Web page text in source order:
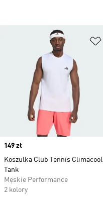
Price
149 zł
Koszulka Club Tennis Climacool
Tank
Męskie Performance
2 kolory